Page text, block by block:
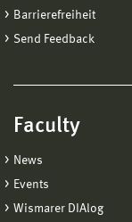
Barrierefreiheit
Send Feedback
Faculty
News
Events
Wismarer DIAlog